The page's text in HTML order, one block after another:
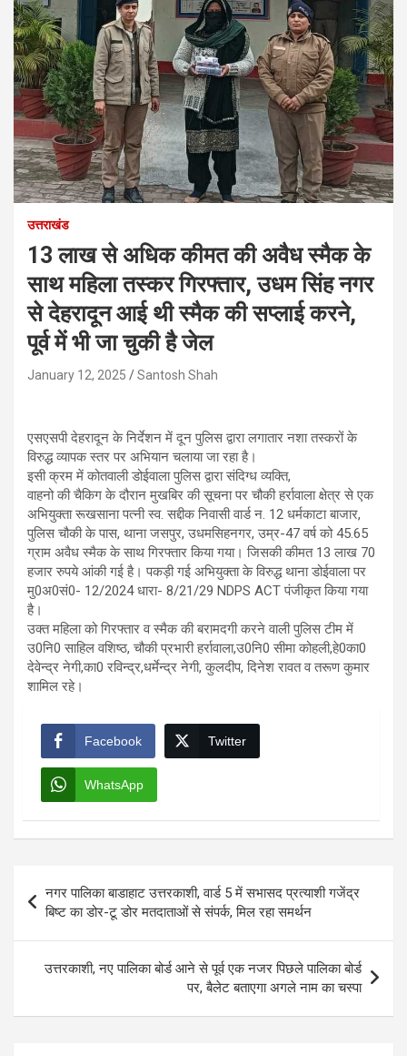
उत्तराखंड
13 लाख से अधिक कीमत की अवैध स्मैक के
साथ महिला तस्कर गिरफ्तार, उधम सिंह नगर
से देहरादून आई थी स्मैक की सप्लाई करने,
पूर्व में भी जा चुकी है जेल
January 12, 2025 Santosh Shah
एसएसपी देहरादून के निर्देशन में दून पुलिस द्वारा लगातार नशा तस्करों के
विरुद्ध व्यापक स्तर पर अभियान चलाया जा रहा है।
इसी क्रम में कोतवाली डोईवाला पुलिस द्वारा संदिग्ध व्यक्ति,
वाहनो की चैकिग के दौरान मुखबिर की सूचना पर चौकी हर्रावाला क्षेत्र से एक
अभियुक्ता रूखसाना पत्नी स्व. सद्दीक निवासी वार्ड न. 12 धर्मकाटा बाजार,
पुलिस चौकी के पास, थाना जसपुर, उधमसिहनगर, उम्र-47 वर्ष को 45.65
ग्राम अवैध स्मैक के साथ गिरफ्तार किया गया। जिसकी कीमत 13 लाख 70
हजार रुपये आंकी गई है। पकड़ी गई अभियुक्ता के विरुद्ध थाना डोईवाला पर
मु0अ0सं0- 12/2024 धारा- 8/21/29 NDPS ACT पंजीकृत किया गया
है।
उक्त महिला को गिरफ्तार व स्मैक की बरामदगी करने वाली पुलिस टीम में
उ0नि0 साहिल वशिष्ठ, चौकी प्रभारी हर्रावाला,उ0नि0 सीमा कोहली,हे0का0
देवेन्द्र नेगी,का0 रविन्द्र,धर्मेन्द्र नेगी, कुलदीप, दिनेश रावत व तरूण कुमार
शामिल रहे।
Facebook Twitter
WhatsApp
navigation
नगर पालिका बाडाहाट उत्तरकाशी, वार्ड 5 में सभासद प्रत्याशी गजेंद्र
बिष्ट का डोर-टू डोर मतदाताओं से संपर्क, मिल रहा समर्थन
उत्तरकाशी, नए पालिका बोर्ड आने से पूर्व एक नजर पिछले पालिका बोर्ड
पर, बैलेट बताएगा अगले नाम का चस्पा